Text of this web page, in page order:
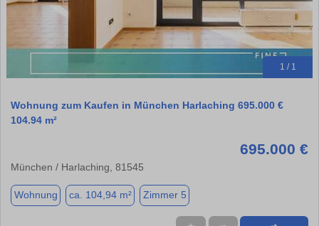
1 / 1
Wohnung zum Kaufen in München Harlaching 695.000 €
104.94 m²
695.000 €
München / Harlaching, 81545
Wohnung ca. 104,94 m² Zimmer 5